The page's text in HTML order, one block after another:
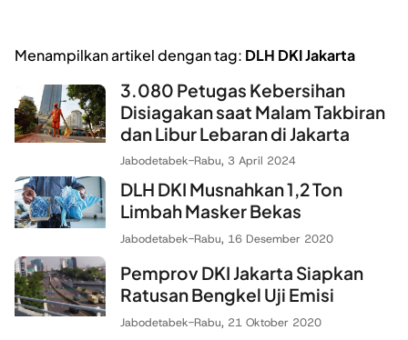
Menampilkan artikel dengan tag: DLH DKI Jakarta
3.080 Petugas Kebersihan
Disiagakan saat Malam Takbiran
dan Libur Lebaran di Jakarta
Jabodetabek-Rabu, 3 April 2024
DLH DKI Musnahkan 1,2 Ton
Limbah Masker Bekas
Jabodetabek-Rabu, 16 Desember 2020
Pemprov DKI Jakarta Siapkan
Ratusan Bengkel Uji Emisi
Jabodetabek-Rabu, 21 Oktober 2020